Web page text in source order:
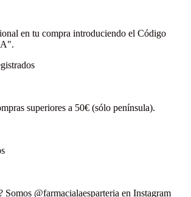
en tu compra introduciendo el Código
superiores a 50€ (sólo península).
Somos @farmacialaesparteria en Instagram